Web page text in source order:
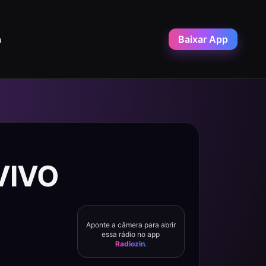
Baixar App
Aponte a câmera para abrir
essa rádio no app
Radiozin.